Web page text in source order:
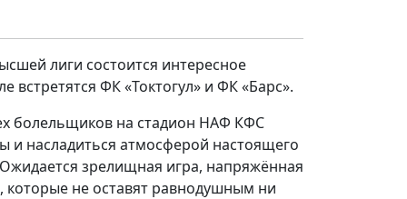
лиги состоится интересное
встретятся ФК «Токтогул» и ФК «Барс».
болельщиков на стадион НАФ КФС
и насладиться атмосферой настоящего
зрелищная игра, напряжённая
не оставят равнодушным ни